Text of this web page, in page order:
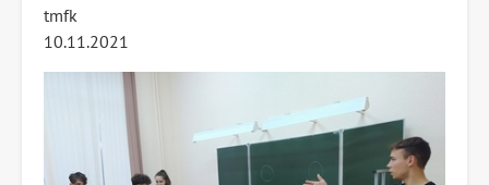
tmfk
10.11.2021